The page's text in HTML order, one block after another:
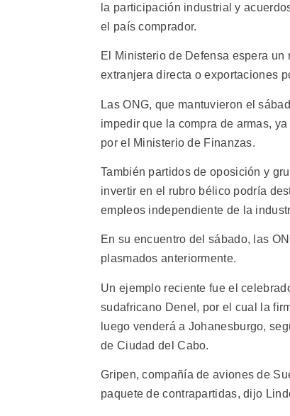
la participación industrial y
el país comprador.
El Ministerio de Defensa espera
extranjera directa o exportaciones
Las ONG, que mantuvieron el
impedir que la compra de armas,
por el Ministerio de Finanzas.
También partidos de oposición y
invertir en el rubro bélico podría
empleos independiente de la
En su encuentro del sábado, las
plasmados anteriormente.
Un ejemplo reciente fue el
sudafricano Denel, por el cual la
luego venderá a Johanesburgo,
de Ciudad del Cabo.
Gripen, compañía de aviones de
paquete de contrapartidas, dijo